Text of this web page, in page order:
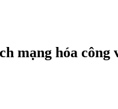
mạng hóa công